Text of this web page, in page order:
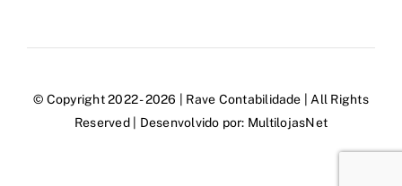
© Copyright 2022 - 2026 | Rave Contabilidade | All Rights
Reserved | Desenvolvido por: MultilojasNet